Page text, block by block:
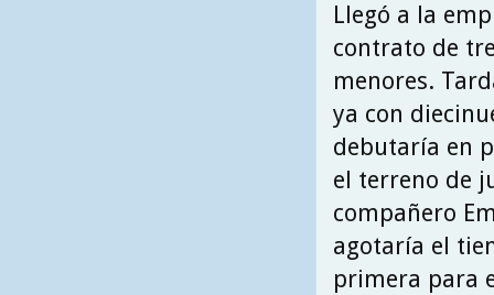
Llegó a la
contrato de
menores.
ya con
debutaría en
el terreno de
compañero
agotaría el
primera para